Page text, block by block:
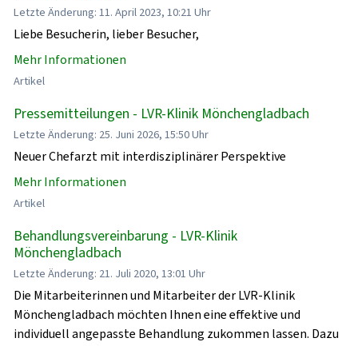
Letzte Änderung: 11. April 2023, 10:21 Uhr
Liebe Besucherin, lieber Besucher,
Mehr Informationen
Artikel
Pressemitteilungen - LVR-Klinik Mönchengladbach
Letzte Änderung: 25. Juni 2026, 15:50 Uhr
Neuer Chefarzt mit interdisziplinärer Perspektive
Mehr Informationen
Artikel
Behandlungsvereinbarung - LVR-Klinik
Mönchengladbach
Letzte Änderung: 21. Juli 2020, 13:01 Uhr
Die Mitarbeiterinnen und Mitarbeiter der LVR-Klinik
Mönchengladbach möchten Ihnen eine effektive und
individuell angepasste Behandlung zukommen lassen. Dazu